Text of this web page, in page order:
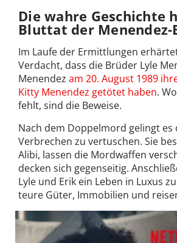
Die wahre Geschichte
Bluttat der
Im Laufe der Ermittlungen
Verdacht, dass die Brüder Lyle
Menendez am 20. August 1989
Kitty Menendez getötet haben.
fehlt, sind die Beweise.
Nach dem Doppelmord gelingt
Verbrechen zu vertuschen. Sie
Alibi, lassen die Mordwaffen
decken sich gegenseitig.
Lyle und Erik ein Leben in Luxus
teure Güter, Immobilien und